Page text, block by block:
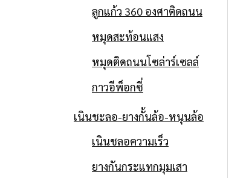
ลูกแก้ว 360 องศาติดถนน
หมุดสะท้อนแสง
หมุดติดถนนโซล่าร์เซลล์
กาวอีพ็อกซี่
เนินชะลอ-ยางกั้นล้อ-หนุนล้อ
เนินชลอความเร็ว
ยางกันกระแทกมุมเสา